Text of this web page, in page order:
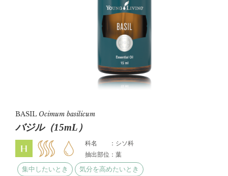
BASIL Ocimum basilicum
バジル（15mL）
科名 ：シソ科
抽出部位：葉
集中したいとき 気分を高めたいとき